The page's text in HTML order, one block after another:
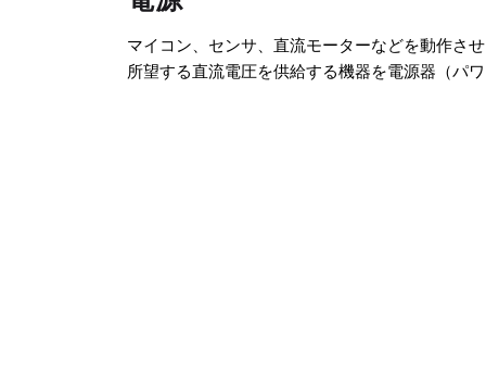
マイコン、センサ、直流モーターなどを動作さ
所望する直流電圧を供給する機器を電源器（パ